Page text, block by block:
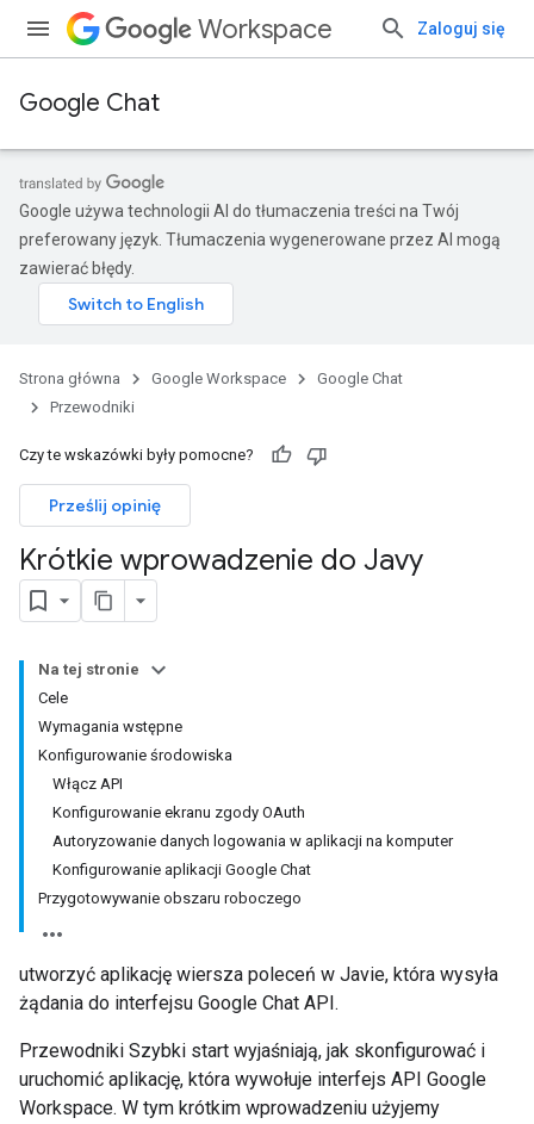
Workspace Zaloguj się
Google Chat
Google używa technologii AI do tłumaczenia treści na Twój
preferowany język. Tłumaczenia wygenerowane przez AI mogą
zawierać błędy.
Strona główna Google Workspace
Google Chat
Przewodniki
Czy te wskazówki były pomocne?
Prześlij opinię
Krótkie wprowadzenie do Javy
Na tej stronie
Cele
Wymagania wstępne
Konfigurowanie środowiska
Włącz API
Konfigurowanie ekranu zgody OAuth
Autoryzowanie danych logowania w aplikacji na komputer
Konfigurowanie aplikacji Google Chat
Przygotowywanie obszaru roboczego
utworzyć aplikację wiersza poleceń w Javie, która wysyła
żądania do interfejsu Google Chat API.
Przewodniki Szybki start wyjaśniają, jak skonfigurować i
uruchomić aplikację, która wywołuje interfejs API Google
Workspace. W tym krótkim wprowadzeniu użyjemy